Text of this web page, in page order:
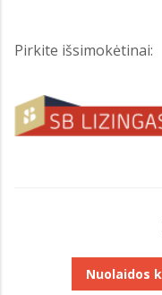
Pirkite išsimokėtinai:
Nuolaidos